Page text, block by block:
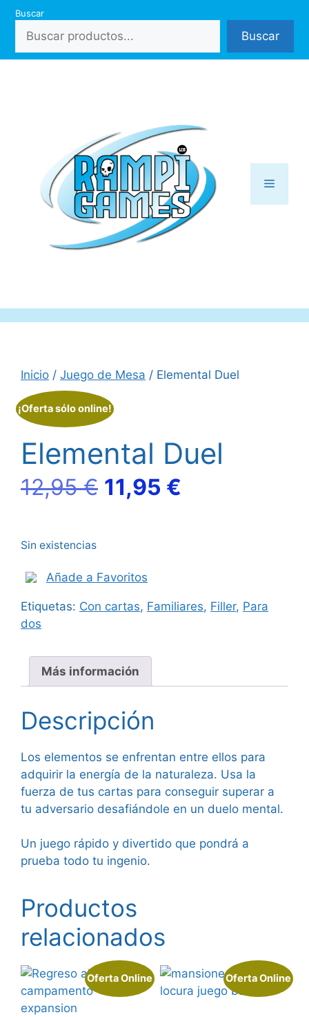
Saltar
contenido
Buscar
Buscar
Menú
Inicio / Juego de Mesa / Elemental Duel
¡Oferta sólo online!
Elemental Duel
12,95€ El
era:
12,95 €.
11,95 €
11,95 €.
Sin existencias
Añade a Favoritos
Etiquetas: Con cartas, Familiares, Filler, Para
dos
Más información
Descripción
Los elementos se enfrentan entre ellos para
adquirir la energía de la naturaleza. Usa la
fuerza de tus cartas para conseguir superar a
tu adversario desafiándole en un duelo mental.
Un juego rápido y divertido que pondrá a
prueba todo tu ingenio.
Productos
relacionados
Oferta Online Oferta Online